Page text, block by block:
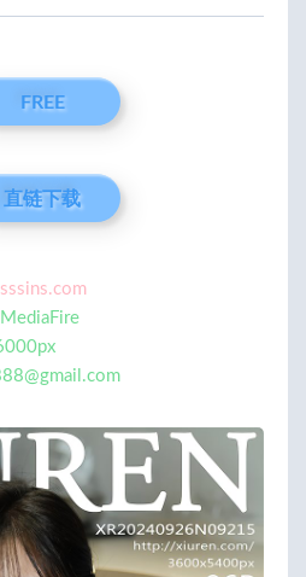
FREE
直链下载